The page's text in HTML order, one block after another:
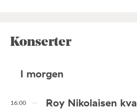
Konserter
I morgen
16:00 Roy Nikolaisen